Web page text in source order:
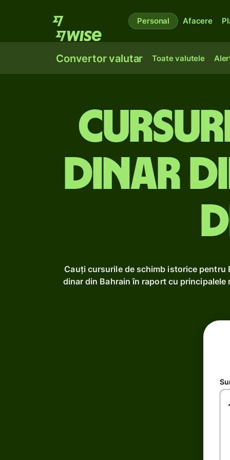
Personal Afacere
Convertor valutar Toate valutele
dinar
Cauți cursurile de schimb istorice
dinar din Bahrain în raport cu